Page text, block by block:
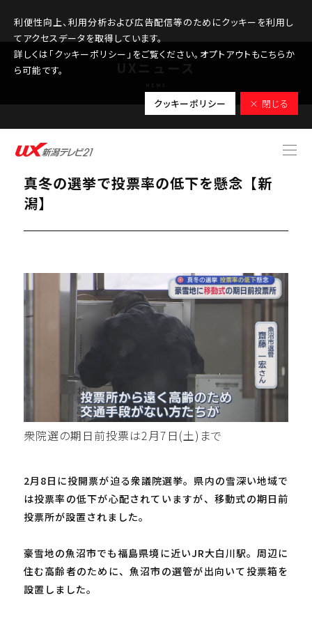
利便性向上、利用分析および広告配信等のためにクッキーを利用し
てアクセスデータを取得しています。
詳しくは「クッキーポリシー」をご覧ください。オプトアウトもこちらか
ら可能です。
クッキーポリシー × 閉じる
2026.02.03
駅に投票箱 豪雪地に「移動式投票所」
真冬の選挙で投票率の低下を懸念【新
潟】
衆院選の期日前投票は2月7日(土)まで
2月8日に投開票が迫る衆議院選挙。県内の雪深い地域で
は投票率の低下が心配されていますが、移動式の期日前
投票所が設置されました。
豪雪地の魚沼市でも福島県境に近いJR大白川駅。周辺に
住む高齢者のために、魚沼市の選管が出向いて投票箱を
設置しました。